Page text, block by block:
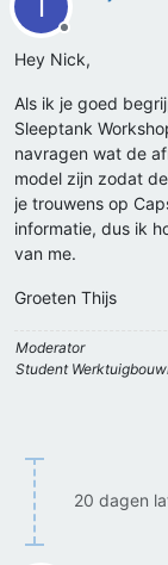
Offline
Hey Nick,
Als ik je goed
Sleeptank
navragen wat de
model zijn zodat
je trouwens op
informatie, dus ik
van me.
Groeten Thijs
Moderator
Student
20 dagen